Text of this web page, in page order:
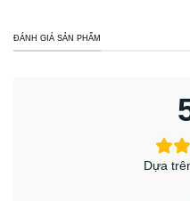
ĐÁNH GIÁ SẢN PHẨM
Dựa